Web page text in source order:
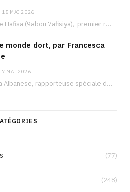
15 MAI 2026
Le cave de Hafisa (9abou 7afisiya), premier roman du journaliste tunisien Mohamed Amine Ben Hlel,…
monde dort, par Francesca
7 MAI 2026
Francesca Albanese, rapporteuse spéciale de l’ONU sur les territoires palestiniens occupés, était à Tunis pour…
(77)
(248)